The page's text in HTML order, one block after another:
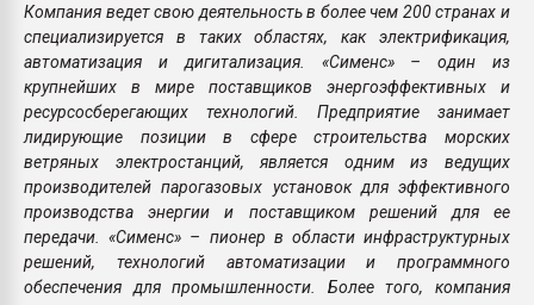
Компания ведет свою деятельность в более чем 200 странах и
специализируется в таких областях, как электрификация,
автоматизация и дигитализация. «Сименс» – один из
крупнейших в мире поставщиков энергоэффективных и
ресурсосберегающих технологий. Предприятие занимает
лидирующие позиции в сфере строительства морских
ветряных электростанций, является одним из ведущих
производителей парогазовых установок для эффективного
производства энергии и поставщиком решений для ее
передачи. «Сименс» – пионер в области инфраструктурных
решений, технологий автоматизации и программного
обеспечения для промышленности. Более того, компания